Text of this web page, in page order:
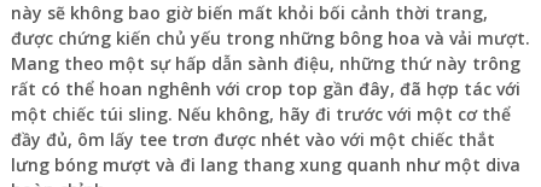
này sẽ không bao giờ biến mất khỏi bối cảnh thời trang,
được chứng kiến ​​chủ yếu trong những bông hoa và vải mượt.
Mang theo một sự hấp dẫn sành điệu, những thứ này trông
rất có thể hoan nghênh với crop top gần đây, đã hợp tác với
một chiếc túi sling. Nếu không, hãy đi trước với một cơ thể
đầy đủ, ôm lấy tee trơn được nhét vào với một chiếc thắt
lưng bóng mượt và đi lang thang xung quanh như một diva